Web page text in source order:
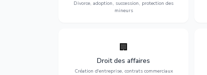
Divorce, adoption, succession, protection des
mineurs
🏢
Droit des affaires
Création d'entreprise, contrats commerciaux
Accompagnement complet pour votre
entreprise : création, contrats
commerciaux, concurrence et litiges.